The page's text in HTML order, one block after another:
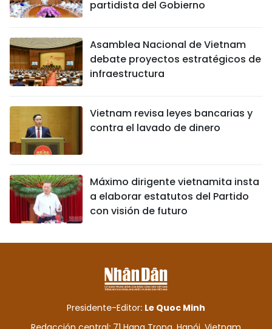
partidista del Gobierno
Asamblea Nacional de Vietnam
debate proyectos estratégicos de
infraestructura
Vietnam revisa leyes bancarias y
contra el lavado de dinero
Máximo dirigente vietnamita insta
a elaborar estatutos del Partido
con visión de futuro
Presidente-Editor: Le Quoc Minh